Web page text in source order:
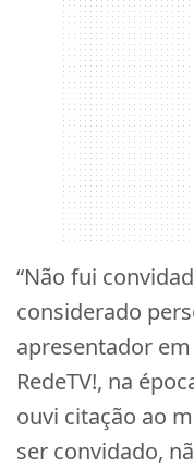
“Não fui
considerado
apresentador
RedeTV!, na
ouvi citação ao
ser convidado,